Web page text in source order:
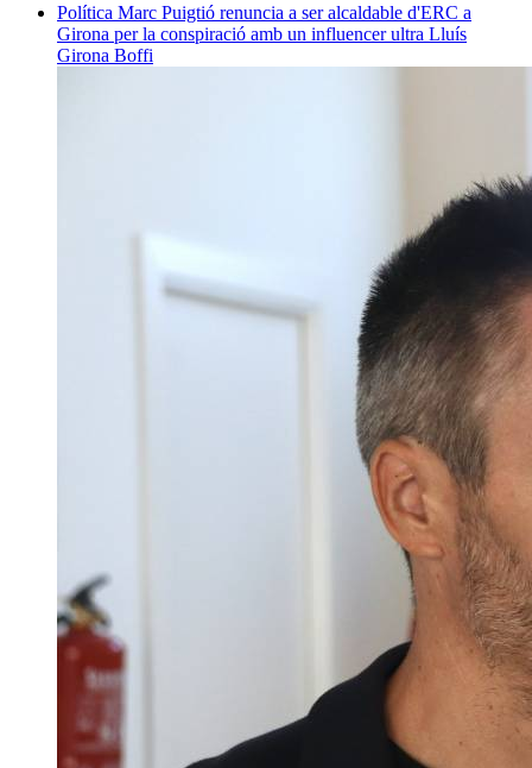
Política Marc Puigtió renuncia a ser alcaldable d'ERC a
Girona per la conspiració amb un influencer ultra Lluís
Girona Boffi